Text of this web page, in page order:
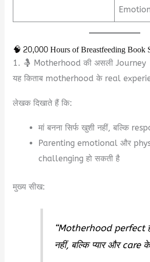
🧠 20,000 Hours of Breastfeeding Book
1. 🤱 Motherhood की असली Journey
यह किताब motherhood के real
लेखक दिखाते हैं कि:
मां बनना सिर्फ खुशी नहीं, बल्कि
Parenting emotional और
challenging हो सकती है
मुख्य सीख:
“Motherhood perfect
नहीं, बल्कि प्यार और care